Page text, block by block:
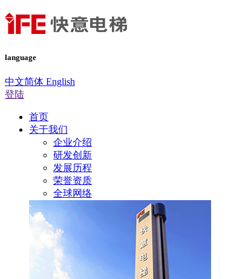
language
中文简体 English
登陆
首页
关于我们
企业介绍
研发创新
发展历程
荣誉资质
全球网络